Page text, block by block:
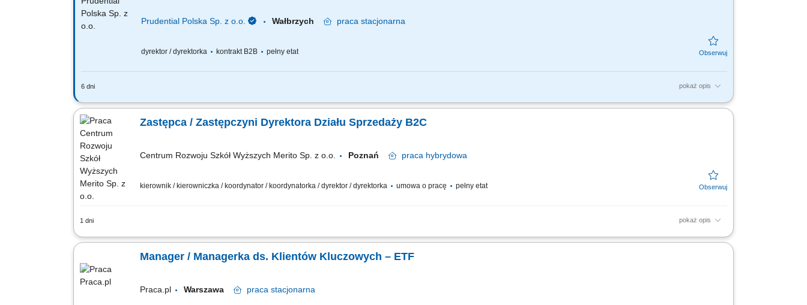
Prudential Polska Sp. z o.o. Wałbrzych praca stacjonarna
dyrektor / dyrektorka kontrakt B2B pełny etat
6 dni pokaż opis
Za co będziesz odpowiadać: własny biznes przychodowy i zarządzanie zespołem sprzedaży, rekrutację i wdrożenie nowych Konsultantów ds. Planowania
Zastępca / Zastępczyni Dyrektora Działu Sprzedaży B2C
Centrum Rozwoju Szkół Wyższych Merito Sp. z o.o. Poznań praca hybrydowa
kierownik / kierowniczka / koordynator / koordynatorka / dyrektor / dyrektorka umowa o pracę pełny etat
1 dni pokaż opis
Zakres obowiązków: Współtworzenie i realizacja strategii sprzedaży B2C, w tym wyznaczanie kierunków działań, priorytetów sprzedażowych oraz inicjatyw
Manager / Managerka ds. Klientów Kluczowych – ETF
Praca.pl Warszawa praca stacjonarna